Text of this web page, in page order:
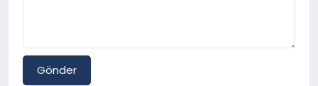
Gönder